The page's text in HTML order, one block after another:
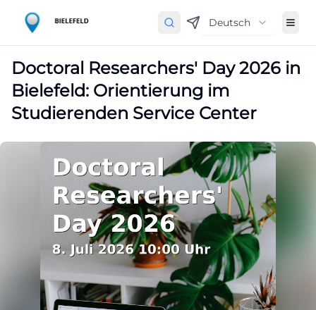
Deutsch
Doctoral Researchers' Day 2026 in
Bielefeld: Orientierung im
Studierenden Service Center